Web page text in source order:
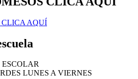
CLICA AQUÍ
LUNES A VIERNES